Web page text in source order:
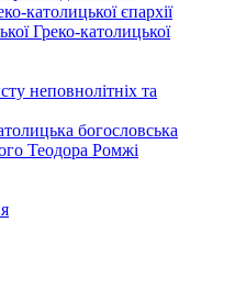
католицької єпархії
Греко-католицької
неповнолітніх та
богословська
Теодора Ромжі